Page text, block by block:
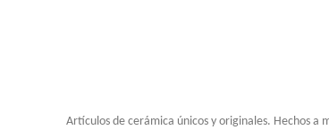
Artículos de cerámica únicos y originales. Hechos a